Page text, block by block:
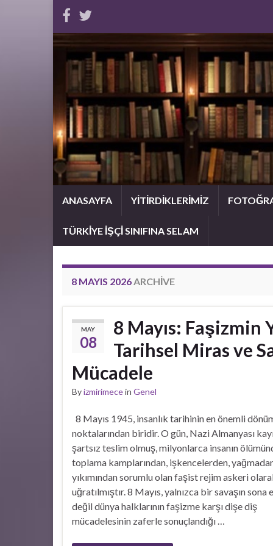
ANASAYFA YİTİRDİKLERİMİZ
TÜRKİYE İŞÇİ SINIFINA SELAM
8 MAYIS 2026ARCHIVE
MAY
08
8 Mayıs: Faşizmin
Tarihsel Miras ve
Mücadele
Byizmirimecein Genel
8 Mayıs 1945, insanlık tarihinin en önemli
noktalarından biridir. O gün, Nazi Almanyası
şartsız teslim olmuş, milyonlarca insanın
toplama kamplarından, işkencelerden,
yıkımından sorumlu olan faşist rejim askeri
uğratılmıştır. 8 Mayıs, yalnızca bir savaşın
değil dünya halklarının faşizme karşı dişe diş
mücadelesinin zaferle sonuçlandığı …